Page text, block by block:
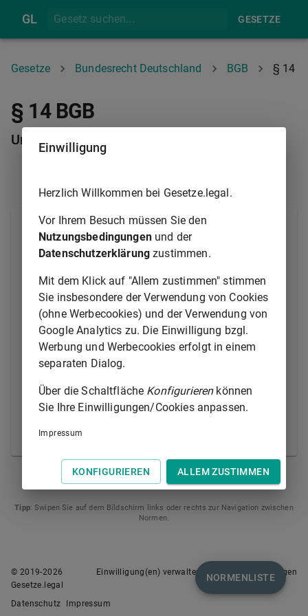
GL GESETZE
Gesetze Bundesrecht Deutschland BGB § 14
§ 14 BGB
Unternehmer
(1) Unternehmer ist eine natürliche oder juristische
Person oder eine rechtsfähige Personengesellschaft,
die bei Abschluss eines Rechtsgeschäfts in
Ausübung ihrer gewerblichen oder selbständigen
beruflichen Tätigkeit handelt.
(2) Eine rechtsfähige Personengesellschaft ist eine
Personengesellschaft, die mit der Fähigkeit
ausgestattet ist, Rechte zu erwerben und
Verbindlichkeiten einzugehen.
Amtlicher Hinweis:
Diese Vorschrift dient der Umsetzung der eingangs
zu den Nummern 3, 4, 6, 7, 9 und 11 genannten
Tipp: Swipen Sie auf dem Bildschirm links oder rechts zur Navigation zwischen
Normen.
NORMENLISTE
© 2019-2026
Gesetze.legal
Einwilligung(en) verwalten Nutzungsbedingungen
Datenschutz Impressum
Einwilligung
Herzlich Willkommen bei Gesetze.legal.
Vor Ihrem Besuch müssen Sie den
Nutzungsbedingungenund der
Datenschutzerklärung zustimmen.
Mit dem Klick auf "Allem zustimmen" stimmen
Sie insbesondere der Verwendung von Cookies
(ohne Werbecookies) und der Verwendung von
Google Analytics zu. Die Einwilligung bzgl.
Werbung und Werbecookies erfolgt in einem
separaten Dialog.
Über die Schaltfläche Konfigurierenkönnen
Sie Ihre Einwilligungen/Cookies anpassen.
Impressum
KONFIGURIEREN ALLEM ZUSTIMMEN